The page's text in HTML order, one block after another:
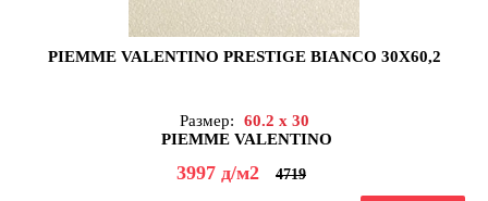
PIEMME VALENTINO PRESTIGE BIANCO 30X60,2
Размер:
60.2 x 30
PIEMME VALENTINO
3997 д/м2 4719